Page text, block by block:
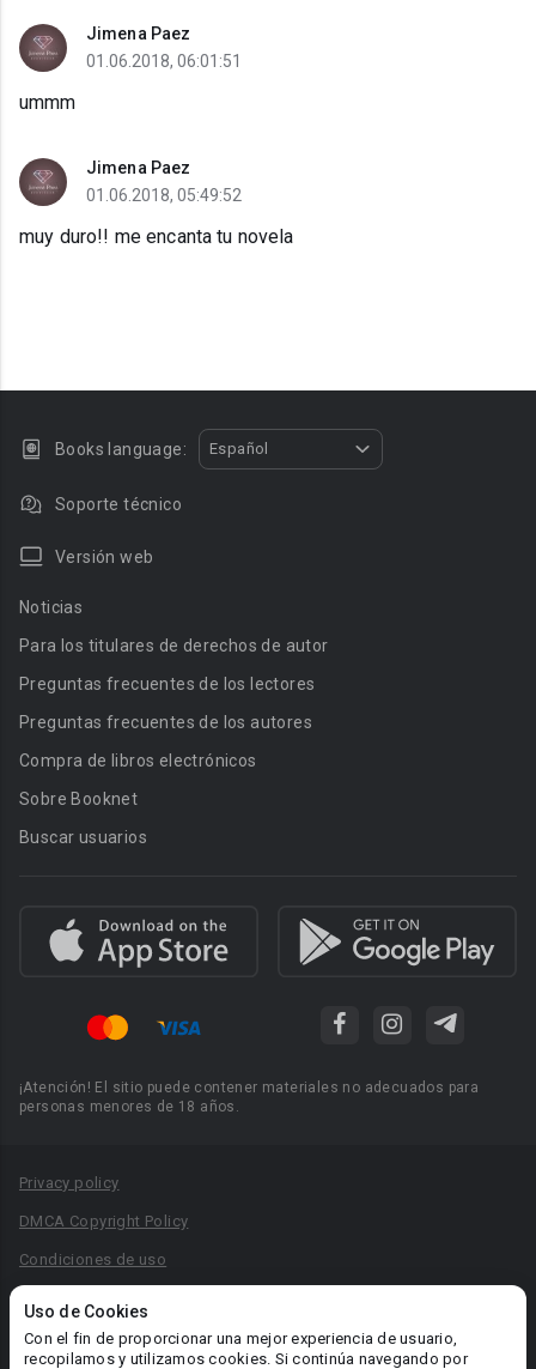
Jimena Paez
01.06.2018, 06:01:51
ummm
Jimena Paez
01.06.2018, 05:49:52
muy duro!! me encanta tu novela
Uso de Cookies
Con el fin de proporcionar una mejor experiencia de usuario,
recopilamos y utilizamos cookies. Si continúa navegando por
Books language: Español
Soporte técnico
Versión web
Noticias
Para los titulares de derechos de autor
Preguntas frecuentes de los lectores
Preguntas frecuentes de los autores
Compra de libros electrónicos
Sobre Booknet
Buscar usuarios
¡Atención! El sitio puede contener materiales no adecuados para
personas menores de 18 años.
Privacy policy
DMCA Copyright Policy
Condiciones de uso
Reglas para la publicación de libros